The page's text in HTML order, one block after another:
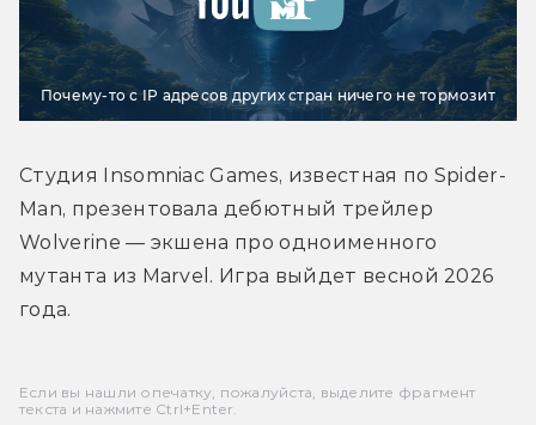
Почему-то с IP адресов других стран ничего не тормозит
Студия Insomniac Games, известная по Spider-
Man, презентовала дебютный трейлер
Wolverine — экшена про одноименного
мутанта из Marvel. Игра выйдет весной 2026
года.
Если вы нашли опечатку, пожалуйста, выделите фрагмент
текста и нажмите Ctrl+Enter.